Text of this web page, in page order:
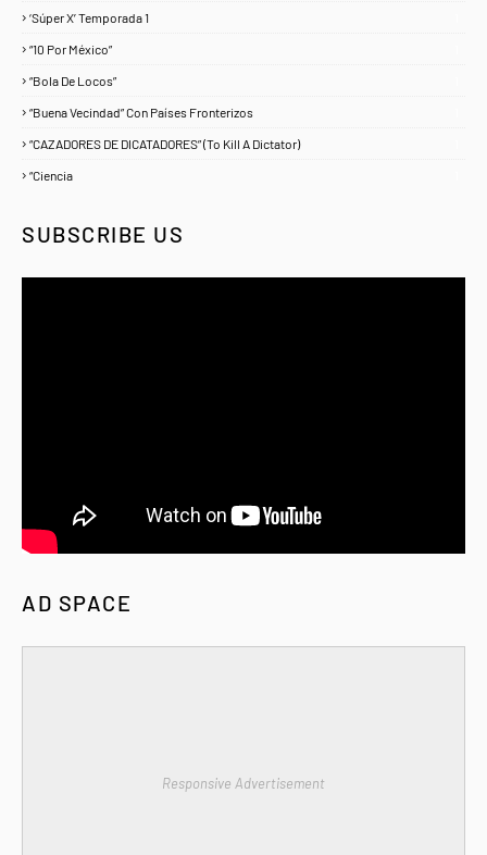
‘Súper X’ Temporada 1
“10 Por México”
“Bola De Locos”
“Buena Vecindad” Con Países Fronterizos
“CAZADORES DE DICATADORES” (To Kill A Dictator)
“Ciencia
SUBSCRIBE US
AD SPACE
Responsive Advertisement